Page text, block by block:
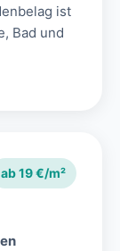
ist
Bad und
ab 19 €/m²